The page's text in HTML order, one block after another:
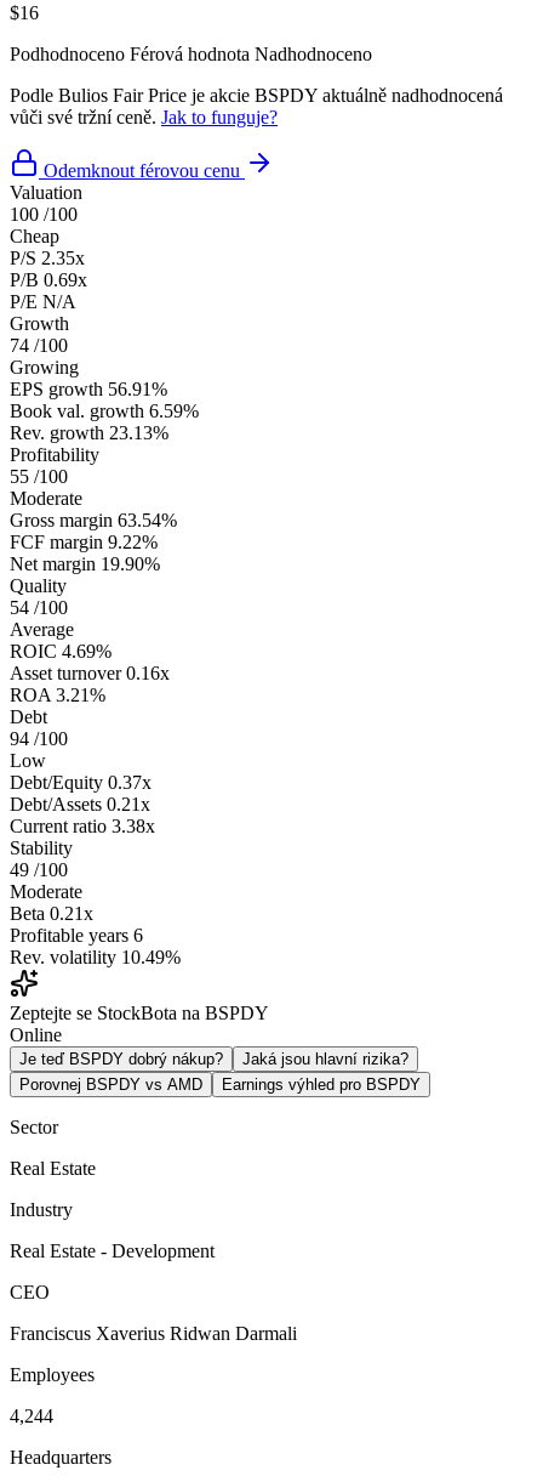
$16
Podhodnoceno Férová hodnota Nadhodnoceno
Podle Bulios Fair Price je akcie BSPDY aktuálně nadhodnocená
vůči své tržní ceně. Jak to funguje?
Odemknout férovou cenu
Valuation
100 /100
Cheap
P/S 2.35x
P/B 0.69x
P/E N/A
Growth
74 /100
Growing
EPS growth 56.91%
Book val. growth 6.59%
Rev. growth 23.13%
Profitability
55 /100
Moderate
Gross margin 63.54%
FCF margin 9.22%
Net margin 19.90%
Quality
54 /100
Average
ROIC 4.69%
Asset turnover 0.16x
ROA 3.21%
Debt
94 /100
Low
Debt/Equity 0.37x
Debt/Assets 0.21x
Current ratio 3.38x
Stability
49 /100
Moderate
Beta 0.21x
Profitable years 6
Rev. volatility 10.49%
Zeptejte se StockBota na BSPDY
Online
Je teď BSPDY dobrý nákup?
Jaká jsou hlavní rizika?
Porovnej BSPDY vs AMD
Earnings výhled pro BSPDY
Sector
Real Estate
Industry
Real Estate - Development
CEO
Franciscus Xaverius Ridwan Darmali
Employees
4,244
Headquarters